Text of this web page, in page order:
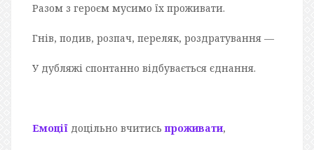
Разом з героєм мусимо їх проживати.
Гнів, подив, розпач, переляк, роздратування —
У дубляжі спонтанно відбувається єднання.
Емоції доцільно вчитисьпроживати,